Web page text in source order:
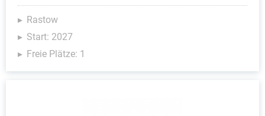
Rastow
Start: 2027
Freie Plätze: 1